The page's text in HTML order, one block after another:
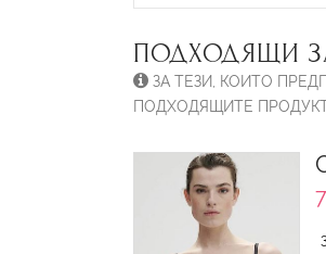
ПОДХОДЯЩИ
ЗА ТЕЗИ, КОИТО
ПОДХОДЯЩИТЕ